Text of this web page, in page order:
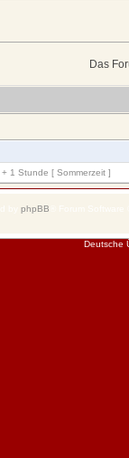
Das
1 Stunde [ Sommerzeit ]
phpBB
Deutsche